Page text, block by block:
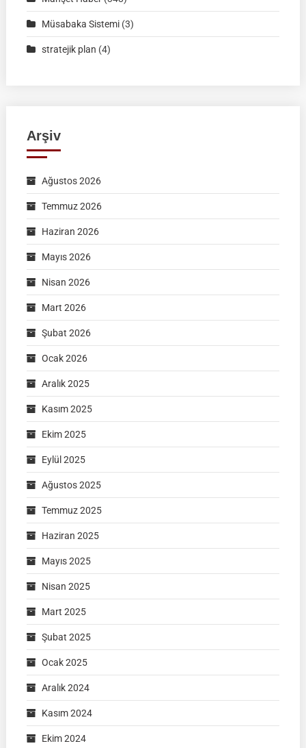
Müsabaka Sistemi(3)
stratejik plan (4)
Arşiv
Ağustos 2026
Temmuz 2026
Haziran 2026
Mayıs 2026
Nisan 2026
Mart 2026
Şubat 2026
Ocak 2026
Aralık 2025
Kasım 2025
Ekim 2025
Eylül 2025
Ağustos 2025
Temmuz 2025
Haziran 2025
Mayıs 2025
Nisan 2025
Mart 2025
Şubat 2025
Ocak 2025
Aralık 2024
Kasım 2024
Ekim 2024